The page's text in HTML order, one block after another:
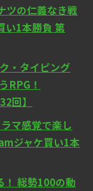
ツの仁義なき戦
い1本勝負 第
・タイピング
RPG！
回】
マ感覚で楽し
ジャケ買い1本
！ 総勢100の動